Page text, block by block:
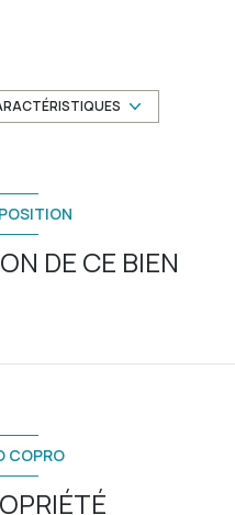
exposition Nord-Sud
vue Rue
DE CE BIEN
COPRO